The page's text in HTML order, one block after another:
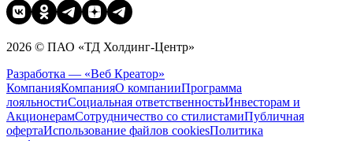
2026 © ПАО «ТД Холдинг-Центр»
Разработка — «Веб Креатор»
КомпанияКомпанияО компанииПрограмма
лояльностиСоциальная ответственностьИнвесторам и
АкционерамСотрудничество со стилистамиПубличная
офертаИспользование файлов cookiesПолитика